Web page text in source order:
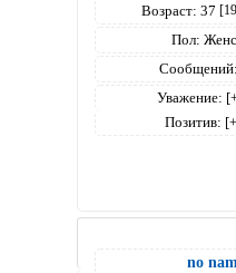
Возраст: 37
Пол:
Сообщений:
Уважение:
Позитив:
no